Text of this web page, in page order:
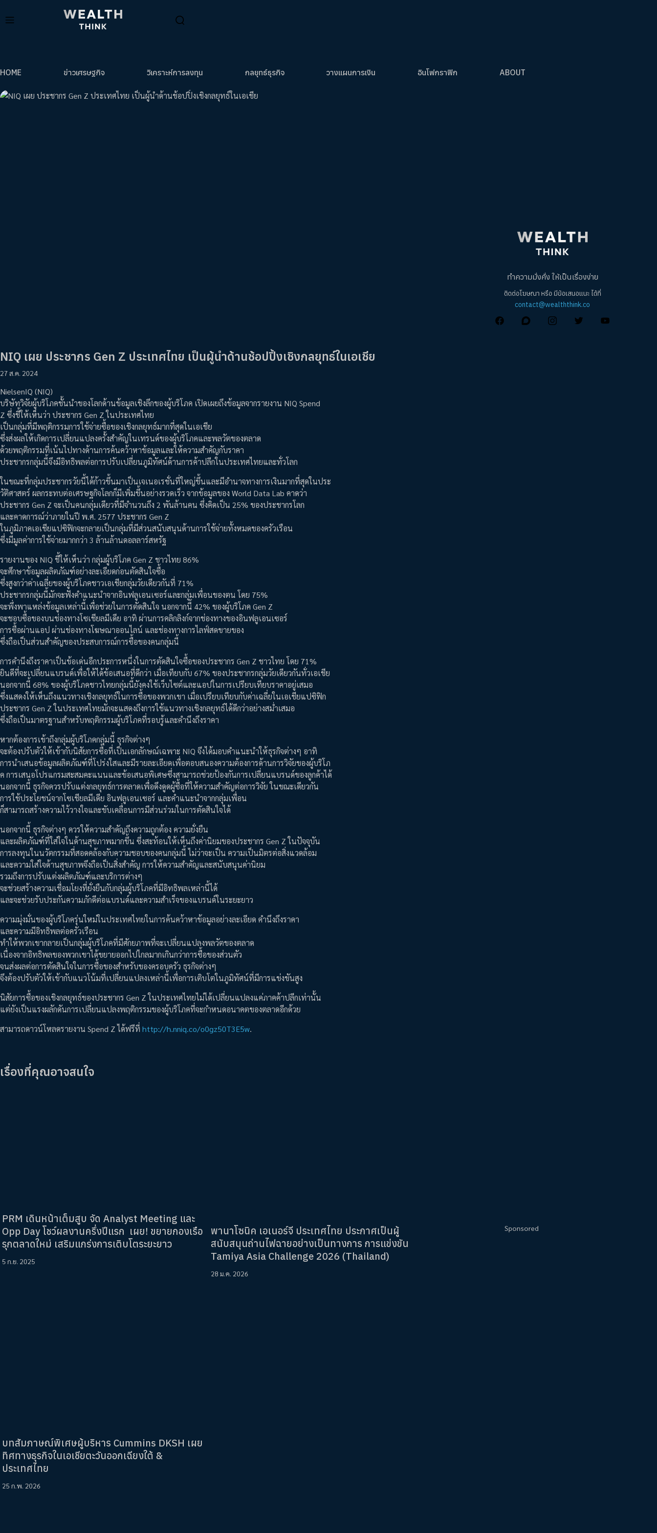
HOME ข่าวเศรษฐกิจ วิเคราะห์การลงทุน กลยุทธ์ธุรกิจ วางแผนการเงิน อินโฟกราฟิก ABOUT
NIQ เผย ประชากร Gen Z ประเทศไทย เป็นผู้นำด้านช้อปปิ้งเชิงกลยุทธ์ในเอเชีย
27 ส.ค. 2024
NielsenIQ (NIQ)
บริษัทวิจัยผู้บริโภคชั้นนำของโลกด้านข้อมูลเชิงลึกของผู้บริโภค เปิดเผยถึงข้อมูลจากรายงาน NIQ Spend
Z ซึ่งชี้ให้เห็นว่า ประชากร Gen Z ในประเทศไทย
เป็นกลุ่มที่มีพฤติกรรมการใช้จ่ายซื้อของเชิงกลยุทธ์มากที่สุดในเอเชีย
ซึ่งส่งผลให้เกิดการเปลี่ยนแปลงครั้งสำคัญในเทรนด์ของผู้บริโภคและพลวัตของตลาด
ด้วยพฤติกรรมที่เน้นไปทางด้านการค้นคว้าหาข้อมูลและให้ความสำคัญกับราคา
ประชากรกลุ่มนี้จึงมีอิทธิพลต่อการปรับเปลี่ยนภูมิทัศน์ด้านการค้าปลีกในประเทศไทยและทั่วโลก
ในขณะที่กลุ่มประชากรวัยนี้ได้ก้าวขึ้นมาเป็นเจเนอเรชั่นที่ใหญ่ขึ้นและมีอำนาจทางการเงินมากที่สุดในประ
วัติศาสตร์ ผลกระทบต่อเศรษฐกิจโลกก็มีเพิ่มขึ้นอย่างรวดเร็ว จากข้อมูลของ World Data Lab คาดว่า
ประชากร Gen Z จะเป็นคนกลุ่มเดียวที่มีจำนวนถึง 2 พันล้านคน ซึ่งคิดเป็น 25% ของประชากรโลก
และคาดการณ์ว่าภายในปี พ.ศ. 2577 ประชากร Gen Z
ในภูมิภาคเอเชียแปซิฟิกจะกลายเป็นกลุ่มที่มีส่วนสนับสนุนด้านการใช้จ่ายทั้งหมดของครัวเรือน
ซึ่งมีมูลค่าการใช้จ่ายมากกว่า 3 ล้านล้านดอลลาร์สหรัฐ
รายงานของ NIQ ชี้ให้เห็นว่า กลุ่มผู้บริโภค Gen Z ชาวไทย 86%
จะศึกษาข้อมูลผลิตภัณฑ์อย่างละเอียดก่อนตัดสินใจซื้อ
ซึ่งสูงกว่าค่าเฉลี่ยของผู้บริโภคชาวเอเชียกลุ่มวัยเดียวกันที่ 71%
ประชากรกลุ่มนี้มักจะฟังคำแนะนำจากอินฟลูเอนเซอร์และกลุ่มเพื่อนของตน โดย 75%
จะพึ่งพาแหล่งข้อมูลเหล่านี้เพื่อช่วยในการตัดสินใจ นอกจากนี้ 42% ของผู้บริโภค Gen Z
จะชอบซื้อของบนช่องทางโซเชียลมีเดีย อาทิ ผ่านการคลิกลิงก์จากช่องทางของอินฟลูเอนเซอร์
การซื้อผ่านแอป ผ่านช่องทางโฆษณาออนไลน์ และช่องทางการไลฟ์สดขายของ
ซึ่งถือเป็นส่วนสำคัญของประสบการณ์การซื้อของคนกลุ่มนี้
การคำนึงถึงราคาเป็นข้อเด่นอีกประการหนึ่งในการตัดสินใจซื้อของประชากร Gen Z ชาวไทย โดย 71%
ยินดีที่จะเปลี่ยนแบรนด์เพื่อให้ได้ข้อเสนอที่ดีกว่า เมื่อเทียบกับ 67% ของประชากรกลุ่มวัยเดียวกันทั่วเอเชีย
นอกจากนี้ 68% ของผู้บริโภคชาวไทยกลุ่มนี้ยังคงใช้เว็บไซต์และแอปในการเปรียบเทียบราคาอยู่เสมอ
ซึ่งแสดงให้เห็นถึงแนวทางเชิงกลยุทธ์ในการซื้อของพวกเขา เมื่อเปรียบเทียบกับค่าเฉลี่ยในเอเชียแปซิฟิก
ประชากร Gen Z ในประเทศไทยมักจะแสดงถึงการใช้แนวทางเชิงกลยุทธ์ได้ดีกว่าอย่างสม่ำเสมอ
ซึ่งถือเป็นมาตรฐานสำหรับพฤติกรรมผู้บริโภคที่รอบรู้และคำนึงถึงราคา
หากต้องการเข้าถึงกลุ่มผู้บริโภคกลุ่มนี้ ธุรกิจต่างๆ
จะต้องปรับตัวให้เข้ากับนิสัยการซื้อที่เป็นเอกลักษณ์เฉพาะ NIQ จึงได้มอบคำแนะนำให้ธุรกิจต่างๆ อาทิ
การนำเสนอข้อมูลผลิตภัณฑ์ที่โปร่งใสและมีรายละเอียดเพื่อตอบสนองความต้องการด้านการวิจัยของผู้บริโภ
ค การเสนอโปรแกรมสะสมคะแนนและข้อเสนอพิเศษซึ่งสามารถช่วยป้องกันการเปลี่ยนแบรนด์ของลูกค้าได้
นอกจากนี้ ธุรกิจควรปรับแต่งกลยุทธ์การตลาดเพื่อดึงดูดผู้ซื้อที่ให้ความสำคัญต่อการวิจัย ในขณะเดียวกัน
การใช้ประโยชน์จากโซเชียลมีเดีย อินฟลูเอนเซอร์ และคำแนะนำจากกลุ่มเพื่อน
ก็สามารถสร้างความไว้วางใจและขับเคลื่อนการมีส่วนร่วมในการตัดสินใจได้
นอกจากนี้ ธุรกิจต่างๆ ควรให้ความสำคัญถึงความถูกต้อง ความยั่งยืน
และผลิตภัณฑ์ที่ใส่ใจในด้านสุขภาพมากขึ้น ซึ่งสะท้อนให้เห็นถึงค่านิยมของประชากร Gen Z ในปัจจุบัน
การลงทุนในนวัตกรรมที่สอดคล้องกับความชอบของคนกลุ่มนี้ ไม่ว่าจะเป็น ความเป็นมิตรต่อสิ่งแวดล้อม
และความใส่ใจด้านสุขภาพจึงถือเป็นสิ่งสำคัญ การให้ความสำคัญและสนับสนุนค่านิยม
รวมถึงการปรับแต่งผลิตภัณฑ์และบริการต่างๆ
จะช่วยสร้างความเชื่อมโยงที่ยั่งยืนกับกลุ่มผู้บริโภคที่มีอิทธิพลเหล่านี้ได้
และจะช่วยรับประกันความภักดีต่อแบรนด์และความสำเร็จของแบรนด์ในระยะยาว
ความมุ่งมั่นของผู้บริโภครุ่นใหม่ในประเทศไทยในการค้นคว้าหาข้อมูลอย่างละเอียด คำนึงถึงราคา
และความมีอิทธิพลต่อครัวเรือน
ทำให้พวกเขากลายเป็นกลุ่มผู้บริโภคที่มีศักยภาพที่จะเปลี่ยนแปลงพลวัตของตลาด
เนื่องจากอิทธิพลของพวกเขาได้ขยายออกไปไกลมากเกินกว่าการซื้อของส่วนตัว
จนส่งผลต่อการตัดสินใจในการซื้อของสำหรับของครอบครัว ธุรกิจต่างๆ
จึงต้องปรับตัวให้เข้ากับแนวโน้มที่เปลี่ยนแปลงเหล่านี้เพื่อการเติบโตในภูมิทัศน์ที่มีการแข่งขันสูง
นิสัยการซื้อของเชิงกลยุทธ์ของประชากร Gen Z ในประเทศไทยไม่ได้เปลี่ยนแปลงแค่ภาคค้าปลีกเท่านั้น
แต่ยังเป็นแรงผลักดันการเปลี่ยนแปลงพฤติกรรมของผู้บริโภคที่จะกำหนดอนาคตของตลาดอีกด้วย
สามารถดาวน์โหลดรายงาน Spend Z ได้ฟรีที่ http://h.nniq.co/o0gz50T3E5w.
ทำความมั่งคั่ง ให้เป็นเรื่องง่าย
ติดต่อโฆษณา หรือ มีข้อเสนอแนะ ได้ที่
contact@wealththink.co
เรื่องที่คุณอาจสนใจ
PRM เดินหน้าเต็มสูบ จัด Analyst Meeting และ
Opp Day โชว์ผลงานครึ่งปีแรก เผย! ขยายกองเรือ
รุกตลาดใหม่ เสริมแกร่งการเติบโตระยะยาว
5 ก.ย. 2025
พานาโซนิค เอเนอร์จี ประเทศไทย ประกาศเป็นผู้
สนับสนุนถ่านไฟฉายอย่างเป็นทางการ การแข่งขัน
Tamiya Asia Challenge 2026 (Thailand)
28 ม.ค. 2026
Sponsored
บทสัมภาษณ์พิเศษผู้บริหาร Cummins DKSH เผย
ทิศทางธุรกิจในเอเชียตะวันออกเฉียงใต้ &
ประเทศไทย
25 ก.พ. 2026